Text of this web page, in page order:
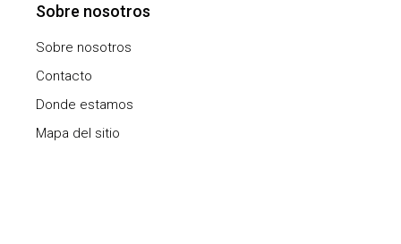
Sobre nosotros
Sobre nosotros
Contacto
Donde estamos
Mapa del sitio